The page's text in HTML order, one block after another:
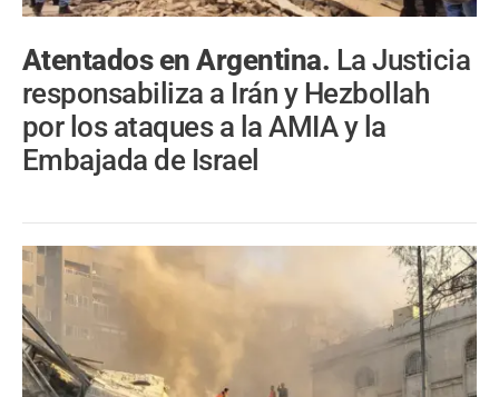
Atentados en Argentina. La Justicia
responsabiliza a Irán y Hezbollah
por los ataques a la AMIA y la
Embajada de Israel